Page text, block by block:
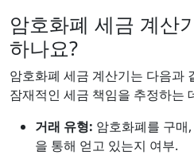
암호화폐 세금 계산
하나요?
암호화폐 세금 계산기는 다음과
잠재적인 세금 책임을 추정하는
거래 유형: 암호화폐를 구매
을 통해 얻고 있는지 여부.